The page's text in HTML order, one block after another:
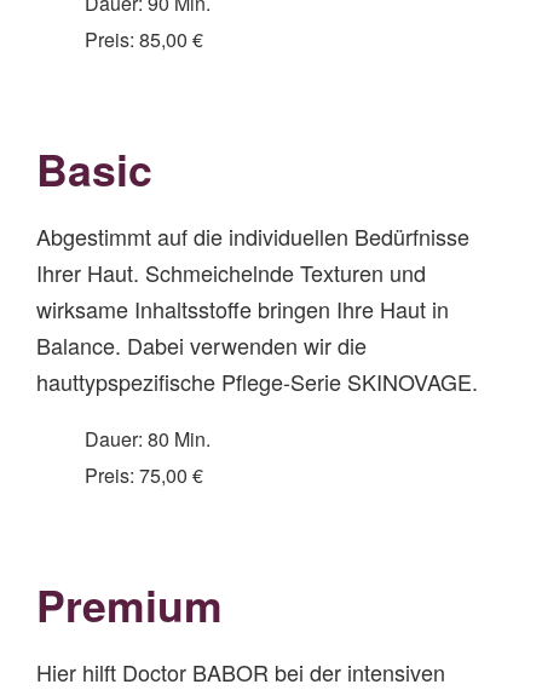
Preis: 85,00 €
Basic
Abgestimmt auf die individuellen Bedürfnisse
Ihrer Haut. Schmeichelnde Texturen und
wirksame Inhaltsstoffe bringen Ihre Haut in
Balance. Dabei verwenden wir die
hauttypspezifische Pflege-Serie SKINOVAGE.
Dauer: 80 Min.
Preis: 75,00 €
Premium
Hier hilft Doctor BABOR bei der intensiven